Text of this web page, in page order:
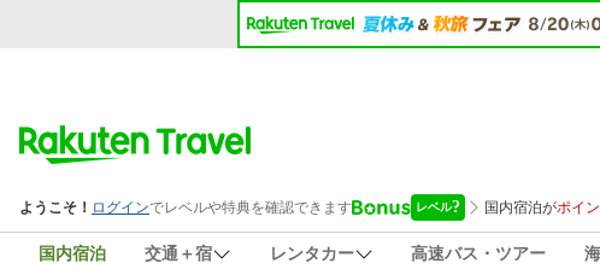
国内宿泊 交通＋宿 レンタカー 高速バス・ツアー